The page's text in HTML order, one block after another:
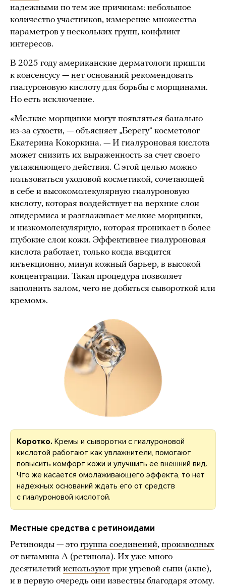
надежными по тем же причинам: небольшое
количество участников, измерение множества
параметров у нескольких групп, конфликт
интересов.
В 2025 году американские дерматологи пришли
к консенсусу — нет оснований рекомендовать
гиалуроновую кислоту для борьбы с морщинами.
Но есть исключение.
«Мелкие морщинки могут появляться банально
из-за сухости, — объясняет „Берегу“ косметолог
Екатерина Кокоркина. — И гиалуроновая кислота
может снизить их выраженность за счет своего
увлажняющего действия. С этой целью можно
пользоваться уходовой косметикой, сочетающей
в себе и высокомолекулярную гиалуроновую
кислоту, которая воздействует на верхние слои
эпидермиса и разглаживает мелкие морщинки,
и низкомолекулярную, которая проникает в более
глубокие слои кожи. Эффективнее гиалуроновая
кислота работает, только когда вводится
инъекционно, минуя кожный барьер, в высокой
концентрации. Такая процедура позволяет
заполнить залом, чего не добиться сывороткой или
кремом».
Коротко. Кремы и сыворотки с гиалуроновой
кислотой работают как увлажнители, помогают
повысить комфорт кожи и улучшить ее внешний вид.
Что же касается омолаживающего эффекта, то нет
надежных оснований ждать его от средств
с гиалуроновой кислотой.
Местные средства с ретиноидами
Ретиноиды — это группа соединений, производных
от витамина A (ретинола). Их уже много
десятилетий используют при угревой сыпи (акне),
и в первую очередь они известны благодаря этому.